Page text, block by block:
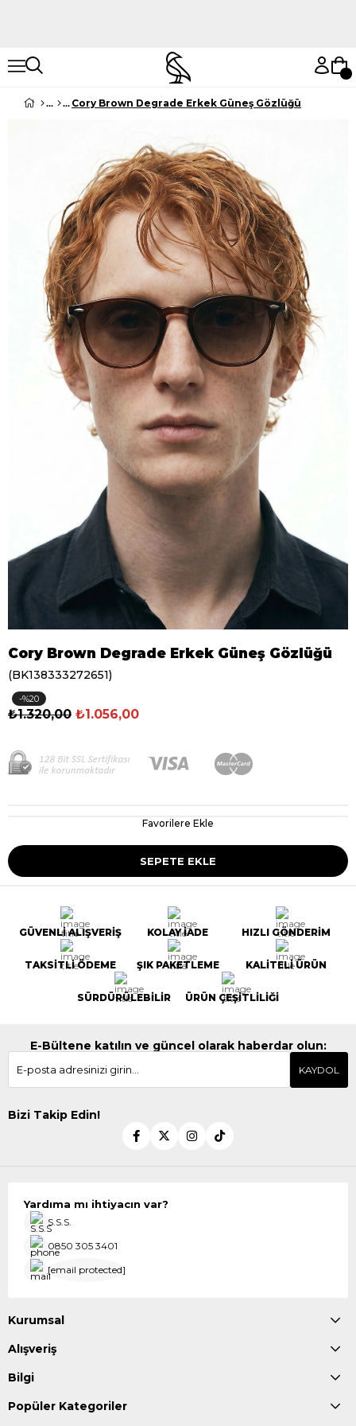
Cory Brown Degrade Erkek Güneş Gözlüğü
Cory Brown Degrade Erkek Güneş Gözlüğü
(BK138333272651)
20
₺1.320,00 ₺1.056,00
Favorilere Ekle
GÜVENLİ ALIŞVERİŞ KOLAY İADE HIZLI GÖNDERİM
TAKSİTLİ ÖDEME ŞIK PAKETLEME KALİTELİ ÜRÜN
SÜRDÜRÜLEBİLİR ÜRÜN ÇEŞİTLİLİĞİ
E-Bültene katılın ve güncel olarak haberdar olun:
KAYDOL
Bizi Takip Edin!
Yardıma mı ihtiyacın var?
S.S.S.
0850 305 3401
[email protected]
Kurumsal
Alışveriş
Bilgi
Popüler Kategoriler